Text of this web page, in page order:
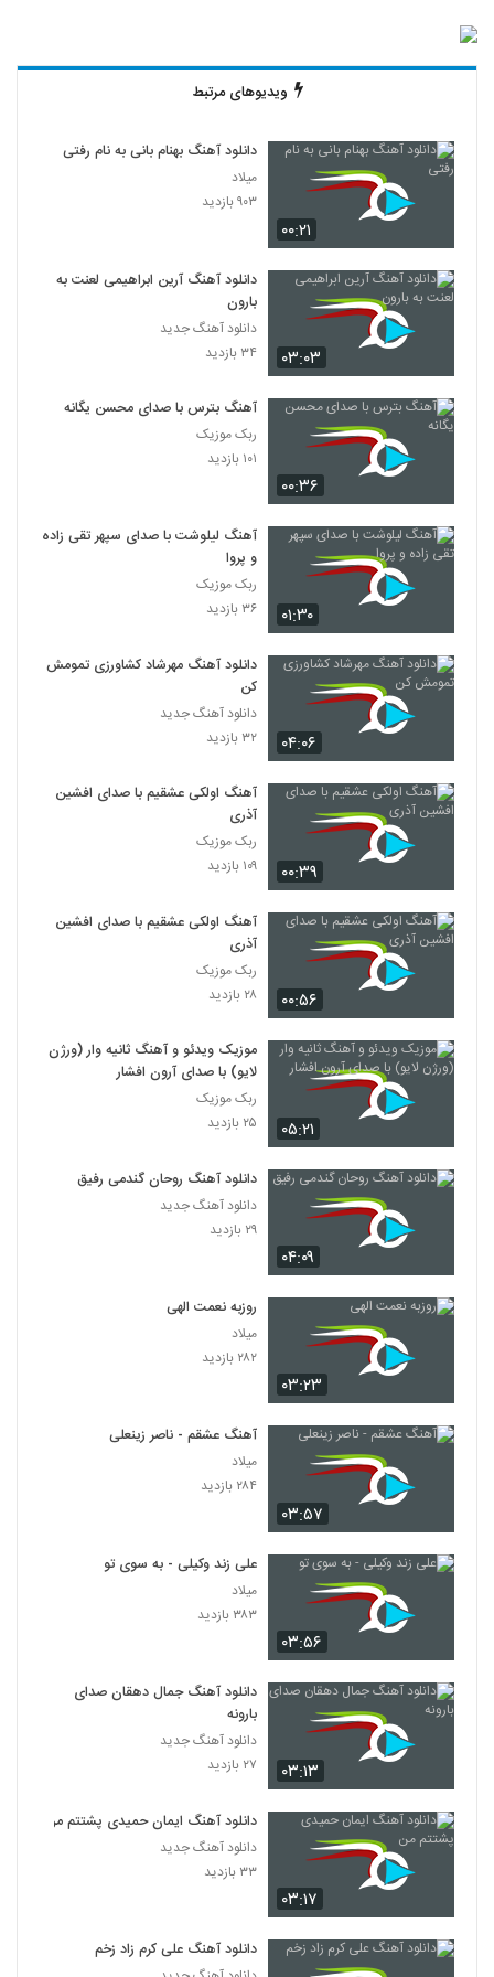
ویدیوهای مرتبط
۰۰:۲۱
دانلود آهنگ بهنام بانی به نام رفتی
میلاد
۹۰۳ بازدید
۰۳:۰۳
دانلود آهنگ آرین ابراهیمی لعنت به
بارون
دانلود آهنگ جدید
۳۴ بازدید
۰۰:۳۶
آهنگ بترس با صدای محسن یگانه
ربک موزیک
۱۰۱ بازدید
۰۱:۳۰
آهنگ لیلوشت با صدای سپهر تقی زاده
و پروا
ربک موزیک
۳۶ بازدید
۰۴:۰۶
دانلود آهنگ مهرشاد کشاورزی تمومش
کن
دانلود آهنگ جدید
۳۲ بازدید
۰۰:۳۹
آهنگ اولکی عشقیم با صدای افشین
آذری
ربک موزیک
۱۰۹ بازدید
۰۰:۵۶
آهنگ اولکی عشقیم با صدای افشین
آذری
ربک موزیک
۲۸ بازدید
۰۵:۲۱
موزیک ویدئو و آهنگ ثانیه وار (ورژن
لایو) با صدای آرون افشار
ربک موزیک
۲۵ بازدید
۰۴:۰۹
دانلود آهنگ روحان گندمی رفیق
دانلود آهنگ جدید
۲۹ بازدید
۰۳:۲۳
روزبه نعمت الهی
میلاد
۲۸۲ بازدید
۰۳:۵۷
آهنگ عشقم - ناصر زینعلی
میلاد
۲۸۴ بازدید
۰۳:۵۶
علی زند وکیلی - به سوی تو
میلاد
۳۸۳ بازدید
۰۳:۱۳
دانلود آهنگ جمال دهقان صدای
بارونه
دانلود آهنگ جدید
۲۷ بازدید
۰۳:۱۷
دانلود آهنگ ایمان حمیدی پشتتم من
دانلود آهنگ جدید
۳۳ بازدید
دانلود آهنگ علی کرم زاد زخم